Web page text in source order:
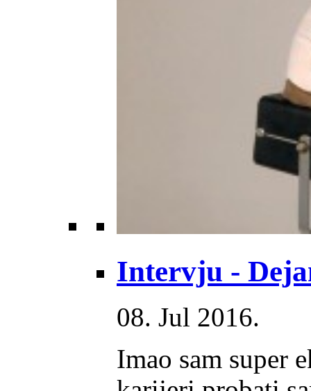
Intervju -
08. Jul 2016.
Imao sam super